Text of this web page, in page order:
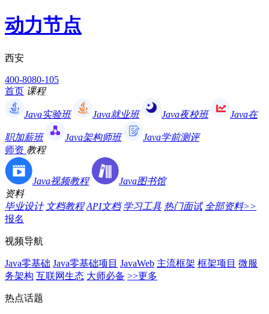
动力节点
西安
400-8080-105
首页 课程
Java实验班 Java就业班 Java夜校班 Java在
职加薪班 Java架构师班
Java学前测评
师资 教程
Java视频教程
Java图书馆
资料
毕业设计 文档教程 API文档 学习工具 热门面试 全部资料>>
报名
视频导航
Java零基础 Java零基础项目 JavaWeb 主流框架 框架项目 微服
务架构 互联网生态 大师必备 >>更多
热点话题